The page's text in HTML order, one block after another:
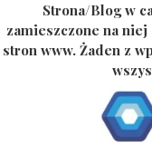
Strona/Blog w
zamieszczone na
stron www. Żaden z